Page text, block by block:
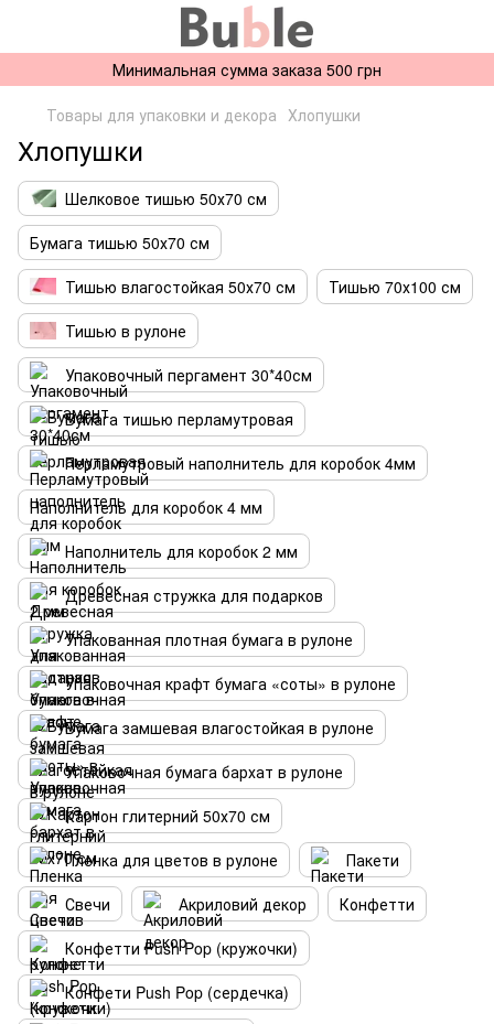
Минимальная сумма заказа 500 грн
Товары для упаковки и декора Хлопушки
Хлопушки
Шелковое тишью 50х70 см
Бумага тишью 50х70 см
Тишью влагостойкая 50х70 см
Тишью 70х100 см
Тишью в рулоне
Упаковочный пергамент 30*40см
Бумага тишью перламутровая
Перламутровый наполнитель для коробок 4мм
Наполнитель для коробок 4 мм
Наполнитель для коробок 2 мм
Древесная стружка для подарков
Упакованная плотная бумага в рулоне
Упаковочная крафт бумага «соты» в рулоне
Бумага замшевая влагостойкая в рулоне
Упаковочная бумага бархат в рулоне
Картон глитерний 50х70 см
Пленка для цветов в рулоне
Пакети
Свечи
Акриловий декор
Конфетти
Конфетти Push Pop (кружочки)
Конфети Push Pop (сердечка)